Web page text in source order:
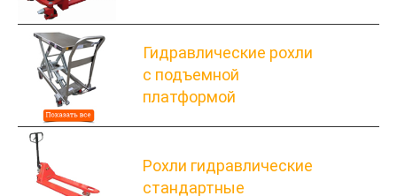
Гидравлические рохли
с подъемной
платформой
Рохли гидравлические
стандартные